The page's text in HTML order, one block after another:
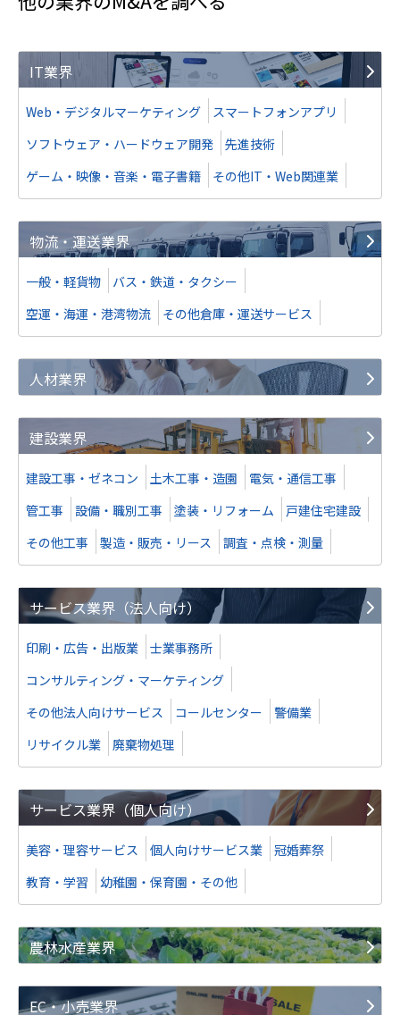
譲り受け
システム開発業等
業種
IT、WEB、通信業
地域
南関東地方
2億5,000万円～5億円
SES企業
業種
人材紹介・派遣業
地域
南関東地方
2億5,000万円～5億円
株式譲渡
譲り受け
システム・アプリ等開発
業種
IT、WEB、通信業
地域
南関東地方
売上高
10億円～25億円
譲渡
WEBマーケティング業
業種
IT、WEB、通信業
地域
南関東地方
売上高
10億円～25億円
株式譲渡
譲り受け
PR会社
業種
サービス業（法人向け）
地域
南関東地方
売上高
25億円～50億円
IT業界
Web・デジタルマーケティング
スマートフォンアプリ
ソフトウェア・ハードウェア開発
先進技術
ゲーム・映像・音楽・電子書籍
その他IT・Web関連業
物流・運送業界
一般・軽貨物
バス・鉄道・タクシー
空運・海運・港湾物流
その他倉庫・運送サービス
人材業界
建設業界
建設工事・ゼネコン 土木工事・造園
電気・通信工事
管工事
設備・職別工事 塗装・リフォーム
戸建住宅建設
その他工事
製造・販売・リース 調査・点検・測量
サービス業界（法人向け）
印刷・広告・出版業
士業事務所
コンサルティング・マーケティング
その他法人向けサービス
コールセンター
警備業
リサイクル業
廃棄物処理
サービス業界（個人向け）
美容・理容サービス 個人向けサービス業
冠婚葬祭
教育・学習
幼稚園・保育園・その他
農林水産業界
EC・小売業界